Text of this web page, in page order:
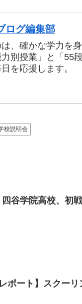
ログ編集部
、確かな学力を
別授業」と「55
を応援します。
校説明会
四谷学院高校、
ポート】スクー